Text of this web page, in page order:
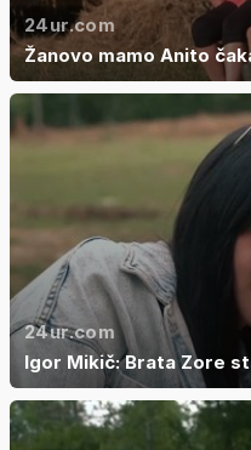
24ur.com
Žanovo mamo Anito
24ur.com
Igor Mikič: Brata Zore